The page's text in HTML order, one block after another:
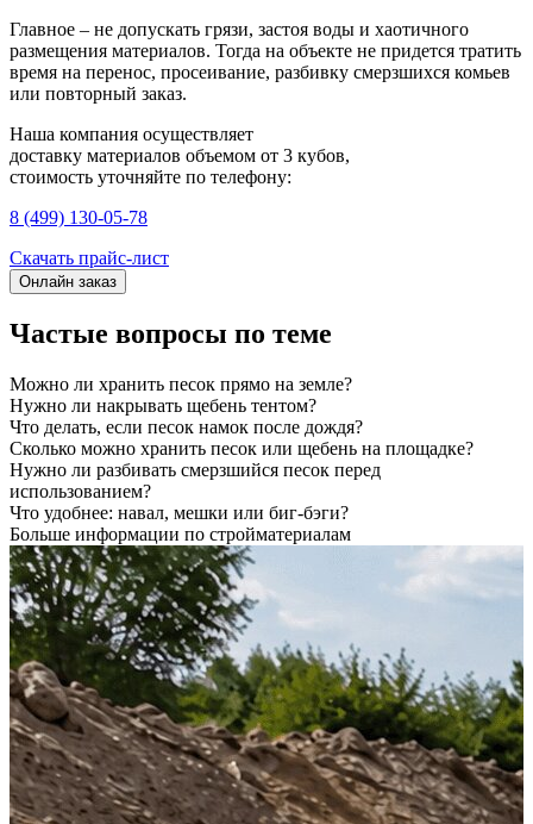
Главное – не допускать грязи, застоя воды и хаотичного
размещения материалов. Тогда на объекте не придется тратить
время на перенос, просеивание, разбивку смерзшихся комьев
или повторный заказ.
Наша компания осуществляет
доставку материалов объемом от 3 кубов,
стоимость уточняйте по телефону:
8 (499) 130-05-78
Скачать прайс-лист
Онлайн заказ
Частые вопросы по теме
Можно ли хранить песок прямо на земле?
Нужно ли накрывать щебень тентом?
Что делать, если песок намок после дождя?
Сколько можно хранить песок или щебень на площадке?
Нужно ли разбивать смерзшийся песок перед
использованием?
Что удобнее: навал, мешки или биг-бэги?
Больше информации по стройматериалам